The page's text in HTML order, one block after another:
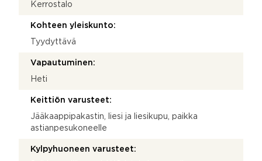
Kerrostalo
Kohteen yleiskunto:
Tyydyttävä
Vapautuminen:
Heti
Keittiön varusteet:
Jääkaappipakastin, liesi ja liesikupu, paikka
astianpesukoneelle
Kylpyhuoneen varusteet: